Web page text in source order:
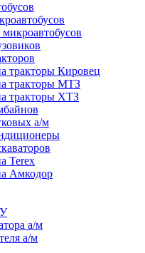
тракторы Кировец
тракторы МТЗ
тракторы ХТЗ
а/м
Terex
Амкодор
а/м
а/м